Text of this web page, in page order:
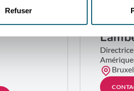
Refuser